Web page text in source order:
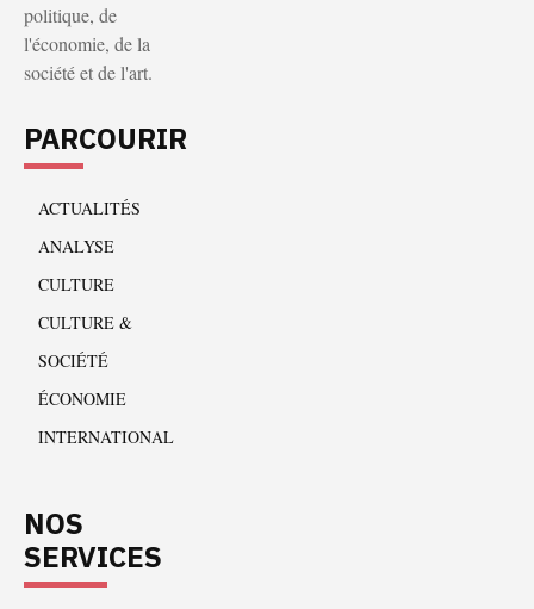
politique, de
l'économie, de la
société et de l'art.
PARCOURIR
ACTUALITÉS
ANALYSE
CULTURE
CULTURE &
SOCIÉTÉ
ÉCONOMIE
INTERNATIONAL
NOS
SERVICES